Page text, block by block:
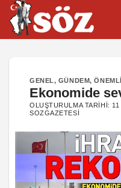
İçeriğe
atla
GENEL, GÜNDEM,
Ekonomide
OLUŞTURULMA TARIHI:
SOZGAZETESI